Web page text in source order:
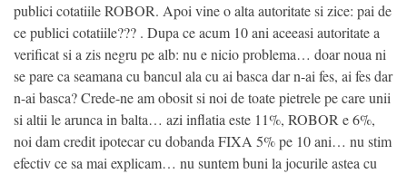
publici cotatiile ROBOR. Apoi vine o alta autoritate si zice: pai de
ce publici cotatiile??? . Dupa ce acum 10 ani aceeasi autoritate a
verificat si a zis negru pe alb: nu e nicio problema… doar noua ni
se pare ca seamana cu bancul ala cu ai basca dar n-ai fes, ai fes dar
n-ai basca? Crede-ne am obosit si noi de toate pietrele pe care unii
si altii le arunca in balta… azi inflatia este 11%, ROBOR e 6%,
noi dam credit ipotecar cu dobanda FIXA 5% pe 10 ani… nu stim
efectiv ce sa mai explicam… nu suntem buni la jocurile astea cu